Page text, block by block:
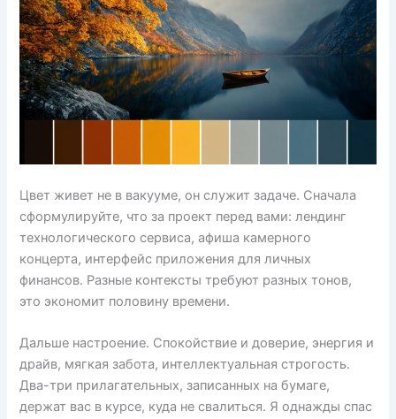
Цвет живет не в вакууме, он служит задаче. Сначала
сформулируйте, что за проект перед вами: лендинг
технологического сервиса, афиша камерного
концерта, интерфейс приложения для личных
финансов. Разные контексты требуют разных тонов,
это экономит половину времени.
Дальше настроение. Спокойствие и доверие, энергия и
драйв, мягкая забота, интеллектуальная строгость.
Два-три прилагательных, записанных на бумаге,
держат вас в курсе, куда не свалиться. Я однажды спас